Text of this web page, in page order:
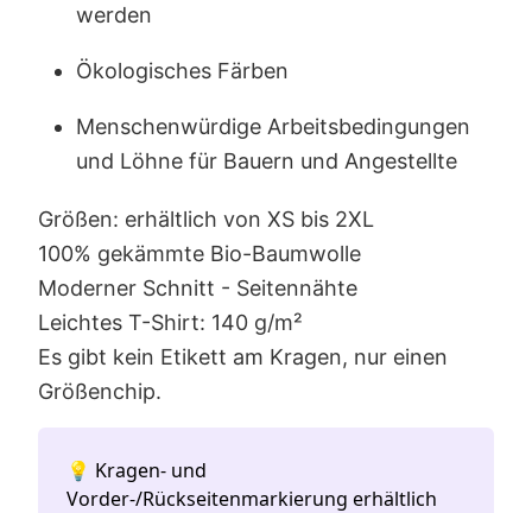
werden
Ökologisches Färben
Menschenwürdige Arbeitsbedingungen
und Löhne für Bauern und Angestellte
Größen: erhältlich von XS bis 2XL
100% gekämmte Bio-Baumwolle
Moderner Schnitt - Seitennähte
Leichtes T-Shirt: 140 g/m²
Es gibt kein Etikett am Kragen, nur einen
Größenchip.
💡 Kragen- und
Vorder-/Rückseitenmarkierung erhältlich